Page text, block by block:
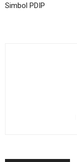
Simbol PDIP